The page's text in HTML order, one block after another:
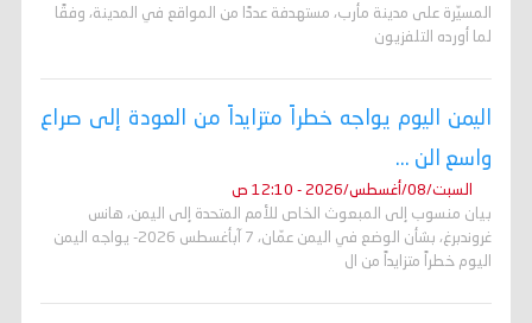
المسيّرة على مدينة مأرب، مستهدفة عددًا من المواقع في المدينة، وفقًا
لما أورده التلفزيون
اليمن اليوم يواجه خطراً متزايداً من العودة إلى صراع
واسع الن ...
السبت/08/أغسطس/2026 - 12:10 ص
بيان منسوب إلى المبعوث الخاص للأمم المتحدة إلى اليمن، هانس
غروندبرغ، بشأن الوضع في اليمن عمّان، 7 آبأغسطس 2026- يواجه اليمن
اليوم خطراً متزايداً من ال